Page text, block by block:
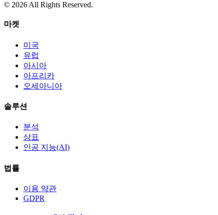
© 2026 All Rights Reserved.
마켓
미국
유럽
아시아
아프리카
오세아니아
솔루션
분석
상표
인공 지능(AI)
법률
이용 약관
GDPR